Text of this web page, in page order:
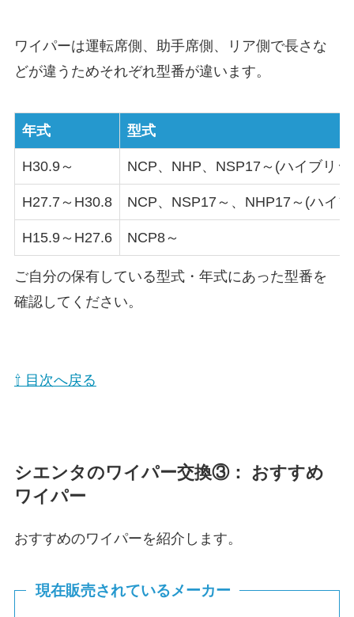
ワイパーは運転席側、助手席側、リア側で長さな
どが違うためそれぞれ型番が違います。
年式 型式
H30.9～ NCP、NHP、NSP17～(ハイブリ
H27.7～H30.8 NCP、NSP17～、NHP17～(ハイ
H15.9～H27.6 NCP8～
ご自分の保有している型式・年式にあった型番を
確認してください。
⇧ 目次へ戻る
シエンタ のワイパー交換③： おすすめ
ワイパー
おすすめのワイパーを紹介します。
現在販売されているメーカー